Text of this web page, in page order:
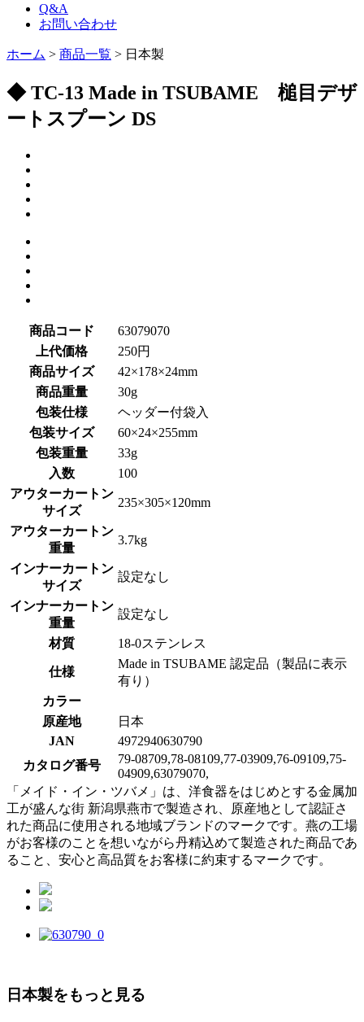
Q&A
お問い合わせ
ホーム > 商品一覧 > 日本製
◆ TC-13 Made in TSUBAME 槌目デザ
ートスプーン DS
商品コード
63079070
上代価格
250円
商品サイズ
42×178×24mm
商品重量
30g
包装仕様
ヘッダー付袋入
包装サイズ
60×24×255mm
包装重量
33g
入数
100
アウターカートン
サイズ
235×305×120mm
アウターカートン
重量
3.7kg
インナーカートン
サイズ
設定なし
インナーカートン
重量
設定なし
材質 18-0ステンレス
仕様
Made in TSUBAME 認定品（製品に表示
有り）
カラー
原産地
日本
JAN
4972940630790
カタログ番号
79-08709,78-08109,77-03909,76-09109,75-
04909,63079070,
「メイド・イン・ツバメ」は、洋食器をはじめとする金属加
工が盛んな街 新潟県燕市で製造され、原産地として認証さ
れた商品に使用される地域ブランドのマークです。燕の工場
がお客様のことを想いながら丹精込めて製造された商品であ
ること、安心と高品質をお客様に約束するマークです。
日本製をもっと見る